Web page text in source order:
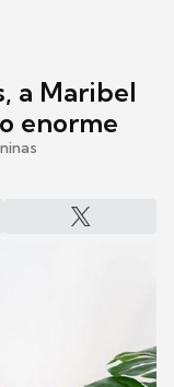
a Maribel
enorme